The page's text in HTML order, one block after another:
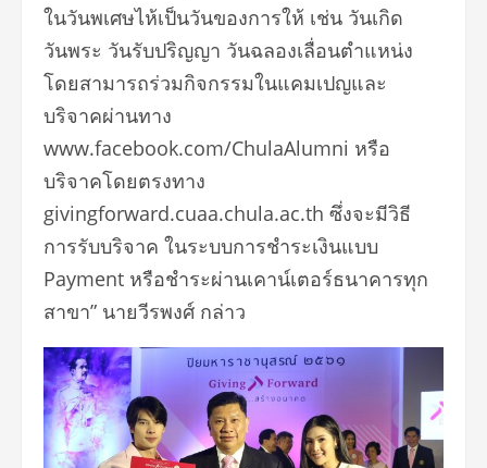
ในวันพเศษไห้เป็นวันของการให้ เช่น วันเกิด
วันพระ วันรับปริญญา วันฉลองเลื่อนตำแหน่ง
โดยสามารถร่วมกิจกรรมในแคมเปญและ
บริจาคผ่านทาง
www.facebook.com/ChulaAlumni หรือ
บริจาคโดยตรงทาง
givingforward.cuaa.chula.ac.th ซึ่งจะมีวิธี
การรับบริจาค ในระบบการชำระเงินแบบ
Payment หรือชำระผ่านเคาน์เตอร์ธนาคารทุก
สาขา” นายวีรพงศ์ กล่าว